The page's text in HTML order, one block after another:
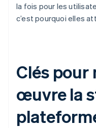
la fois pour les
c’est pourquoi elles
Clés pour
œuvre la